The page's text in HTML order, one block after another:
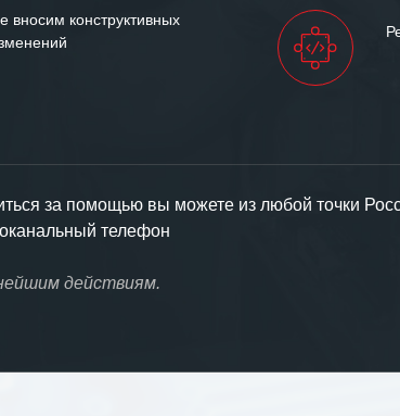
вносим конструктивных
за помощью вы можете из любой точки
телефон
действиям.